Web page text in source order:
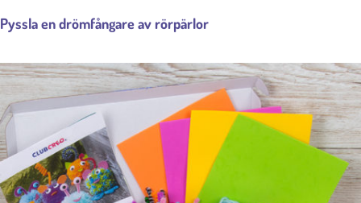
Pyssla en drömfångare av rörpärlor